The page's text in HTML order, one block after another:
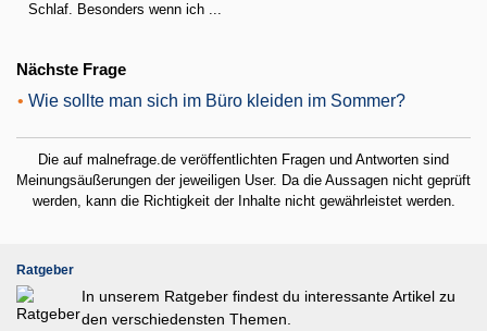
Schlaf. Besonders wenn ich ...
Nächste Frage
• Wie sollte man sich im Büro kleiden im Sommer?
Die auf malnefrage.de veröffentlichten Fragen und Antworten sind
Meinungsäußerungen der jeweiligen User. Da die Aussagen nicht geprüft
werden, kann die Richtigkeit der Inhalte nicht gewährleistet werden.
Ratgeber
In unserem Ratgeber findest du interessante Artikel zu
den verschiedensten Themen.